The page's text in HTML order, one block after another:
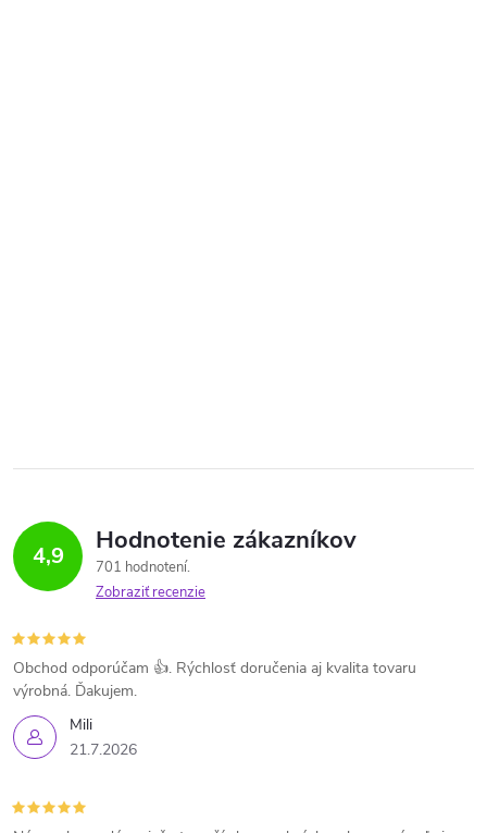
4,9 Hodnotenie zákazníkov
701 hodnotení
Zobraziť recenzie
Mili
21.7.2026
Obchod odporúčam 👍. Rýchlosť doručenia aj kvalita tovaru
výrobná. Ďakujem.